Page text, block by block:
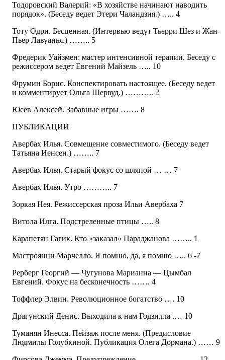
Тодоровский Валерий: «В хозяйстве начинают наводить
порядок». (Беседу ведет Этери Чаландзия.) ….. 4
Тоту Одри. Бесценная. (Интервью ведут Тьерри Шез и Жан-
Пьер Лавуанья.) …….. 5
Фредерик Уайзмен: мастер интенсивной терапии. Беседу с
режиссером ведет Евгений Майзель ….. 10
Фрумин Борис. Конспектировать настоящее. (Беседу ведет
и комментирует Ольга Шервуд.) ……….. 2
Юсев Алексей. Забавные игры ……. 8
ПУБЛИКАЦИИ
Авербах Илья. Совмещение совместимого. (Беседу ведет
Татьяна Иенсен.) …….. 7
Авербах Илья. Старый фокус со шляпой … … 7
Авербах Илья. Утро ……….. 7
Зоркая Нея. Режиссерская проза Ильи Авербаха 7
Витола Илга. Подстреленные птицы ….. 8
Карапетян Гагик. Кто «заказал» Параджанова …….. 1
Мастроянни Марчелло. Я помню, да, я помню ….. 6 -7
Рерберг Георгий — Чугунова Марианна — Цымбал
Евгений. Фокус на бесконечность ……. 4
Тоффлер Элвин. Революционное богатство …. 10
Драгунский Денис. Выходила к нам Годзилла .… 10
Туманян Инесса. Пейзаж после меня. (Предисловие
Людмилы Голубкиной. Публикация Олега Дормана.) …… 9